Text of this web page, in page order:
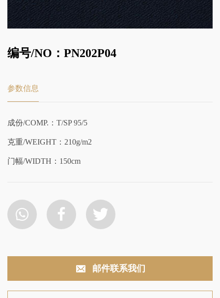
编号/NO：PN202P04
参数信息
成份/COMP.：T/SP 95/5
克重/WEIGHT：210g/m2
门幅/WIDTH：150cm
邮件联系我们